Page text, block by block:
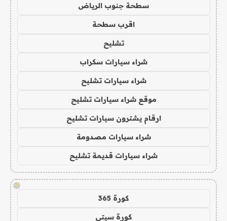
سطحة جنوب الرياض
اقرب سطحة
تشليح
شراء سيارات سكراب
شراء سيارات تشليح
موقع شراء سيارات تشليح
ارقام يشترون سيارات تشليح
شراء سيارات مصدومة
شراء سيارات قديمة تشليح
!
كورة 365
كورة سيتي